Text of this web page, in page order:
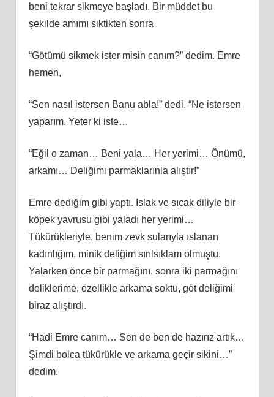
beni tekrar sikmeye başladı. Bir müddet bu
şekilde amımı siktikten sonra
“Götümü sikmek ister misin canım?” dedim. Emre
hemen,
“Sen nasıl istersen Banu abla!” dedi. “Ne istersen
yaparım. Yeter ki iste…
“Eğil o zaman… Beni yala… Her yerimi… Önümü,
arkamı… Deliğimi parmaklarınla alıştır!”
Emre dediğim gibi yaptı. Islak ve sıcak diliyle bir
köpek yavrusu gibi yaladı her yerimi…
Tükürükleriyle, benim zevk sularıyla ıslanan
kadınlığım, minik deliğim sırılsıklam olmuştu.
Yalarken önce bir parmağını, sonra iki parmağını
deliklerime, özellikle arkama soktu, göt deliğimi
biraz alıştırdı.
“Hadi Emre canım… Sen de ben de hazırız artık…
Şimdi bolca tükürükle ve arkama geçir sikini…”
dedim.